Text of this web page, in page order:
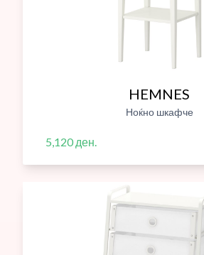
HEMNES
Ноќно шкафче
5,120 ден.